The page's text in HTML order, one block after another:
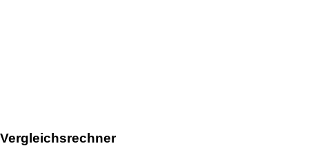
Vergleichsrechner